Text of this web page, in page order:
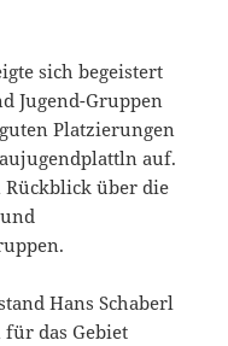
sich begeistert
Jugend-Gruppen
Platzierungen
auf.
über die
Hans Schaberl
das Gebiet